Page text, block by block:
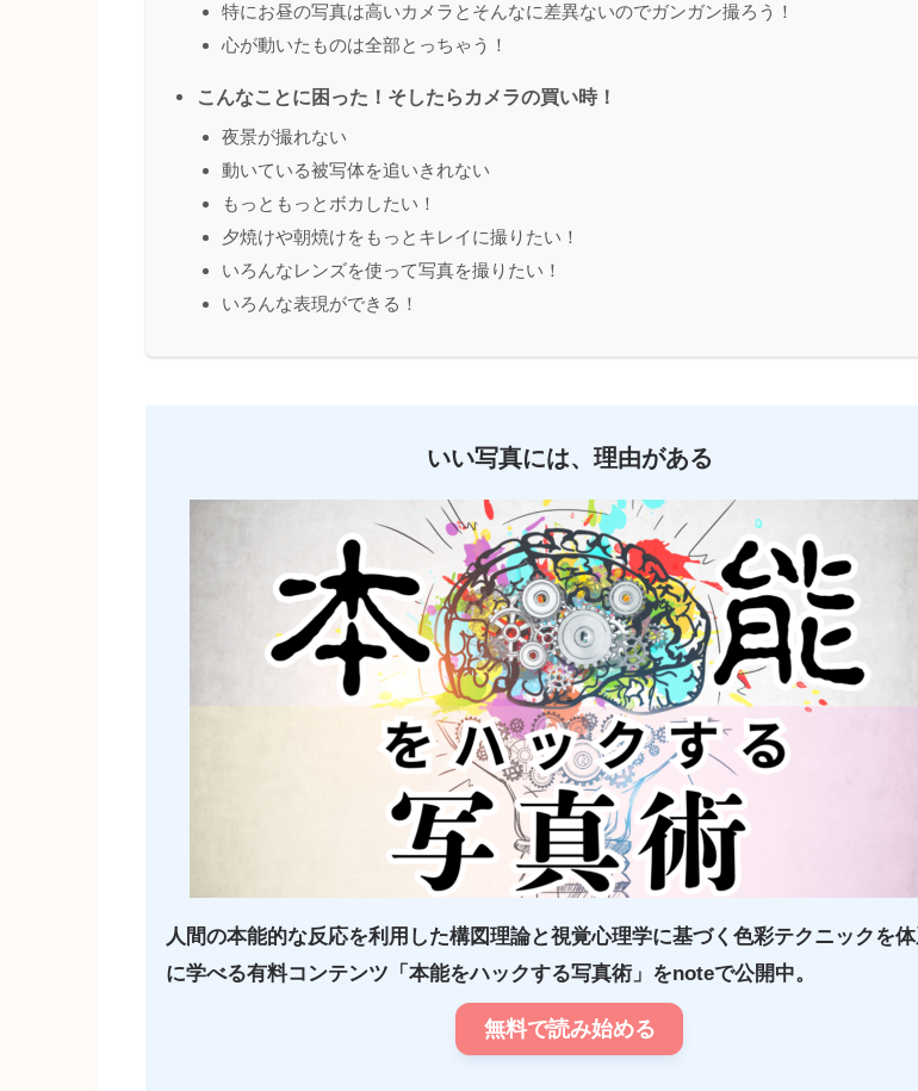
特にお昼の写真は高いカメラとそんなに差異ないのでガンガン撮ろう！
心が動いたものは全部とっちゃう！
こんなことに困った！そしたらカメラの買い時！
夜景が撮れない
動いている被写体を追いきれない
もっともっとボカしたい！
夕焼けや朝焼けをもっとキレイに撮りたい！
いろんなレンズを使って写真を撮りたい！
いろんな表現ができる！
いい写真には、理由がある
人間の本能的な反応を利用した構図理論と視覚心理学に基づく色彩テクニックを
に学べる有料コンテンツ「本能をハックする写真術」をnoteで公開中。
無料で読み始める